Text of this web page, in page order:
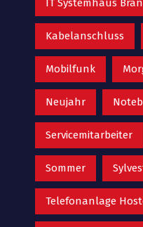
IT Systemhaus
Kabelanschluss
Mobilfunk
Neujahr
Servicemitarbeiter
Sommer
Telefonanlage